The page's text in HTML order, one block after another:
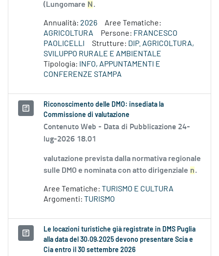
(Lungomare N .
Annualità: 2026
Aree Tematiche:
AGRICOLTURA
Persone: FRANCESCO
PAOLICELLI
Strutture: DIP. AGRICOLTURA,
SVILUPPO RURALE E AMBIENTALE
Tipologia:
INFO, APPUNTAMENTI E
CONFERENZE STAMPA
Riconoscimento delle DMO: insediata la
Commissione di valutazione
Contenuto Web - Data di Pubblicazione 24-
lug-2026 18.01
valutazione prevista dalla normativa regionale
sulle DMO e nominata con atto dirigenziale n.
Aree Tematiche: TURISMO E CULTURA
Argomenti: TURISMO
Le locazioni turistiche già registrate in DMS Puglia
alla data del 30.09.2025 devono presentare Scia e
Cia entro il 30 settembre 2026